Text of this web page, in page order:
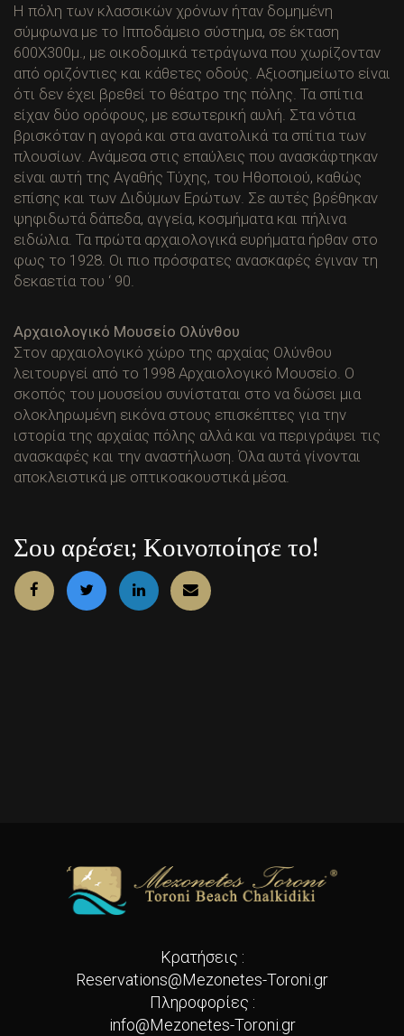
Η πόλη των κλασσικών χρόνων ήταν δομημένη
σύμφωνα με το Ιπποδάμειο σύστημα, σε έκταση
600Χ300μ., με οικοδομικά τετράγωνα που χωρίζονταν
από οριζόντιες και κάθετες οδούς. Αξιοσημείωτο είναι
ότι δεν έχει βρεθεί το θέατρο της πόλης. Τα σπίτια
είχαν δύο ορόφους, με εσωτερική αυλή. Στα νότια
βρισκόταν η αγορά και στα ανατολικά τα σπίτια των
πλουσίων. Ανάμεσα στις επαύλεις που ανασκάφτηκαν
είναι αυτή της Αγαθής Τύχης, του Ηθοποιού, καθώς
επίσης και των Διδύμων Ερώτων. Σε αυτές βρέθηκαν
ψηφιδωτά δάπεδα, αγγεία, κοσμήματα και πήλινα
ειδώλια. Τα πρώτα αρχαιολογικά ευρήματα ήρθαν στο
φως το 1928. Οι πιο πρόσφατες ανασκαφές έγιναν τη
δεκαετία του ‘ 90.
Αρχαιολογικό Μουσείο Ολύνθου
Στον αρχαιολογικό χώρο της αρχαίας Ολύνθου
λειτουργεί από το 1998 Αρχαιολογικό Μουσείο. Ο
σκοπός του μουσείου συνίσταται στο να δώσει μια
ολοκληρωμένη εικόνα στους επισκέπτες για την
ιστορία της αρχαίας πόλης αλλά και να περιγράψει τις
ανασκαφές και την αναστήλωση. Όλα αυτά γίνονται
αποκλειστικά με οπτικοακουστικά μέσα.
Σου αρέσει; Κοινοποίησε το!
Κρατήσεις :
Reservations@Mezonetes-Toroni.gr
Πληροφορίες :
info@Mezonetes-Toroni.gr